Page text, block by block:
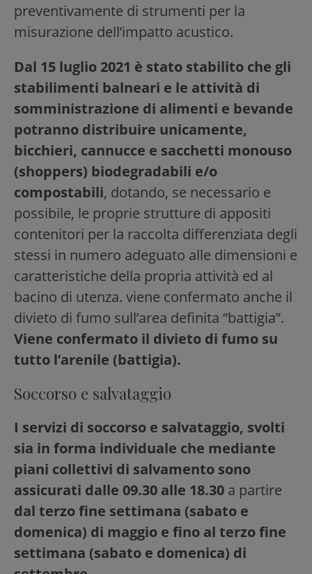
preventivamente di strumenti per la
misurazione dell’impatto acustico.
Dal 15 luglio 2021 è stato stabilito che gli
stabilimenti balneari e le attività di
somministrazione di alimenti e bevande
potranno distribuire unicamente,
bicchieri, cannucce e sacchetti monouso
(shoppers) biodegradabili e/o
compostabili, dotando, se necessario e
possibile, le proprie strutture di appositi
contenitori per la raccolta differenziata degli
stessi in numero adeguato alle dimensioni e
caratteristiche della propria attività ed al
bacino di utenza. viene confermato anche il
divieto di fumo sull’area definita “battigia”.
Viene confermato il divieto di fumo su
tutto l’arenile (battigia).
Soccorso e salvataggio
I servizi di soccorso e salvataggio, svolti
sia in forma individuale che mediante
piani collettivi di salvamento sono
assicurati dalle 09.30 alle 18.30 a partire
dal terzo fine settimana (sabato e
domenica) di maggio e fino al terzo fine
settimana (sabato e domenica) di